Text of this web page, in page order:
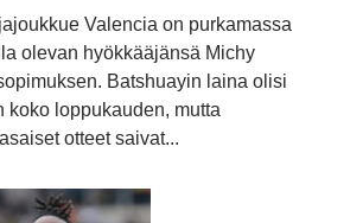
Valencia on purkamassa
olevan hyökkääjänsä Michy
Batshuayin laina olisi
koko loppukauden, mutta
otteet saivat...